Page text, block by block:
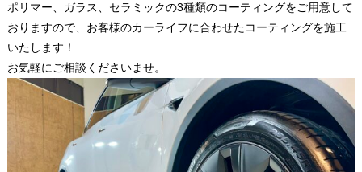
ポリマー、ガラス、セラミックの3種類のコーティングをご用意して
おりますので、お客様のカーライフに合わせたコーティングを施工
いたします！
お気軽にご相談くださいませ。